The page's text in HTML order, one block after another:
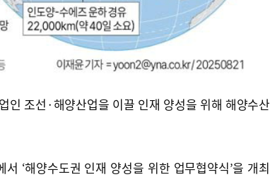
인 조선·해양산업을 이끌 인재 양성을 위해 해양수산
‘해양수도권 인재 양성을 위한 업무협약식’을 개최